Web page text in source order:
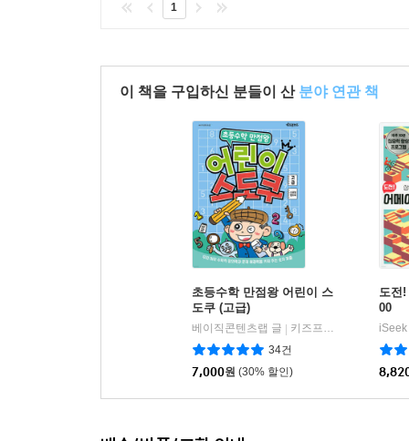
1
이 책을 구입하신 분들이 산 분야 연관 책
초등수학 만점왕 어린이 스
도쿠 (고급)
베이직콘텐츠랩 글
키즈프렌즈
34건
7,000원 (30% 할인)
도전
00